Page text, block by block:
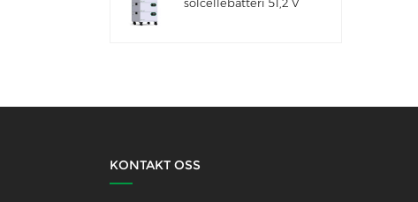
solcellebatteri 51,2 V
KONTAKT OSS